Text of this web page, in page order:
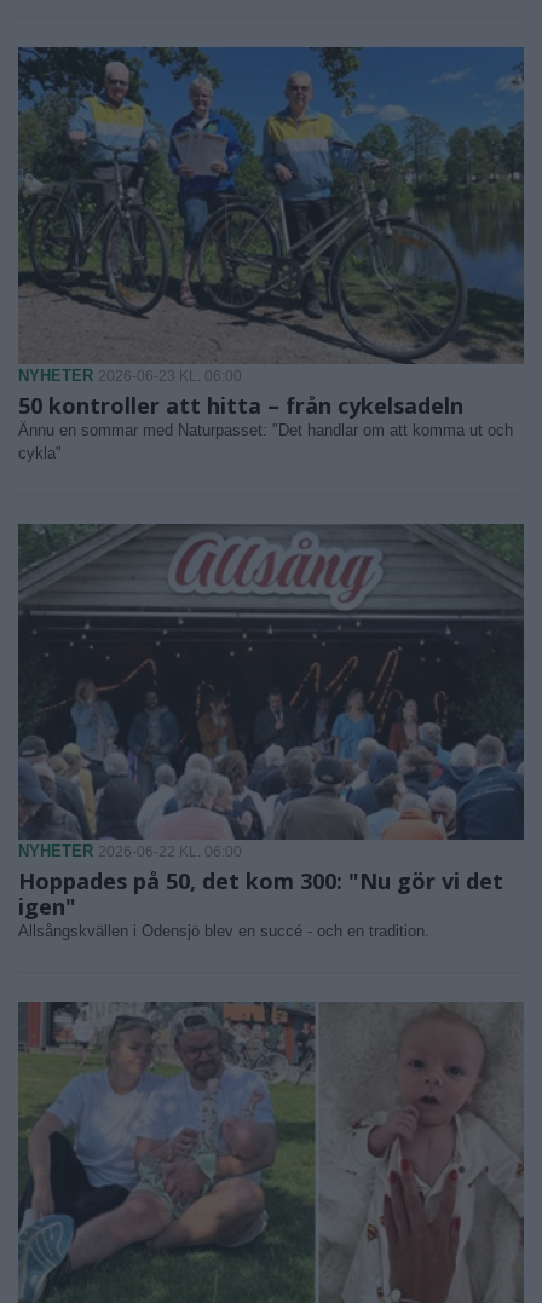
NYHETER 2026-06-23 KL. 06:00
50 kontroller att hitta – från cykelsadeln
Ännu en sommar med Naturpasset: "Det handlar om att komma ut och
cykla"
NYHETER 2026-06-22 KL. 06:00
Hoppades på 50, det kom 300: "Nu gör vi det
igen"
Allsångskvällen i Odensjö blev en succé - och en tradition.